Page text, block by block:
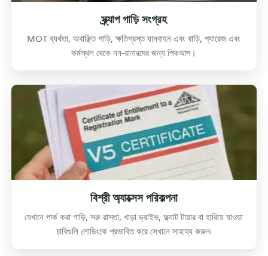
স্ক্র্যাপ গাড়ি সংগ্রহ
MOT ব্যর্থতা, অবাঞ্ছিত গাড়ি, ক্ষতিগ্রস্ত যানবাহন এবং বাড়ি, গ্যারেজ এবং
কর্মস্থল থেকে নন-রানারদের জন্য পিকআপ।
বিশ্রী অ্যাক্সেস পরিকল্পনা
যেখানে পার্ক করা গাড়ি, সরু রাস্তা, খাড়া ড্রাইভ, ফ্ল্যাট টায়ার বা হারিয়ে যাওয়া
চাবিগুলি লোডিংকে প্রভাবিত করে সেখানে সাহায্য করুন৷